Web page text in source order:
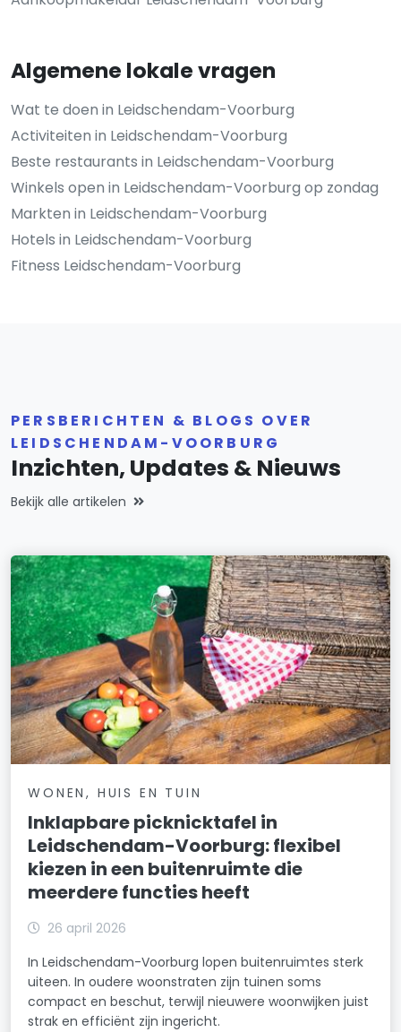
Algemene lokale vragen
Wat te doen in Leidschendam-Voorburg
Activiteiten in Leidschendam-Voorburg
Beste restaurants in Leidschendam-Voorburg
Winkels open in Leidschendam-Voorburg op zondag
Markten in Leidschendam-Voorburg
Hotels in Leidschendam-Voorburg
Fitness Leidschendam-Voorburg
PERSBERICHTEN & BLOGS OVER
LEIDSCHENDAM-VOORBURG
Inzichten, Updates & Nieuws
Bekijk alle artikelen
WONEN, HUIS EN TUIN
Inklapbare picknicktafel in
Leidschendam-Voorburg: flexibel
kiezen in een buitenruimte die
meerdere functies heeft
26 april 2026
In Leidschendam-Voorburg lopen buitenruimtes sterk
uiteen. In oudere woonstraten zijn tuinen soms
compact en beschut, terwijl nieuwere woonwijken juist
strak en efficiënt zijn ingericht.